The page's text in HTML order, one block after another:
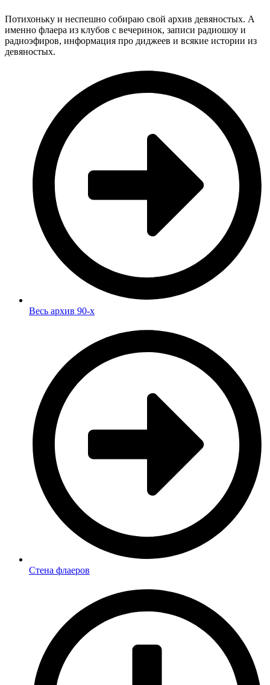
Потихоньку и неспешно собираю свой архив девяностых. А
именно флаера из клубов с вечеринок, записи радиошоу и
радиоэфиров, информация про диджеев и всякие истории из
девяностых.
Весь архив 90-х
Стена флаеров